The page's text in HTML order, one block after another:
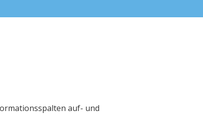
auf- und